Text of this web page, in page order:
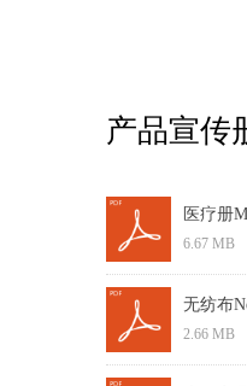
医疗册
6.67 MB
无纺布
2.66 MB
产品宣传